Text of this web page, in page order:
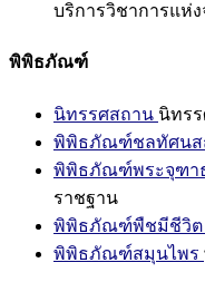
บริการวิชาการแห่
พิพิธภัณฑ์
นิทรรศสถาน นิทร
พิพิธภัณฑ์ชลทัศนส
พิพิธภัณฑ์พระจุฑา
ราชฐาน
พิพิธภัณฑ์พืชมีชีวิต
พิพิธภัณฑ์สมุนไพร